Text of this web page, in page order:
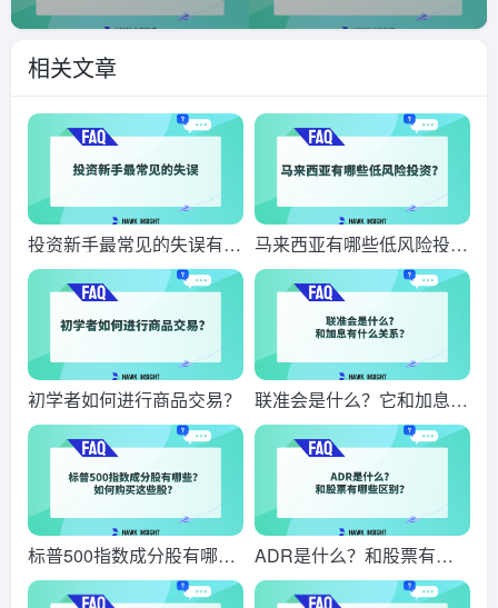
相关文章
投资新手最常见的失误有哪
些？
马来西亚有哪些低风险投
资？
初学者如何进行商品交易？
联准会是什么？它和加息有
什么关系？
标普500指数成分股有哪
些？如何购买这些股？
ADR是什么？和股票有什
么区别？